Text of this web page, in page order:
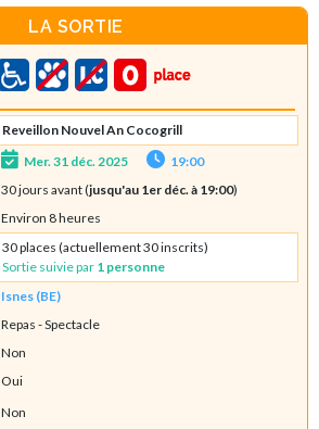
LA SORTIE
Reveillon Nouvel An Cocogrill
Mer. 31 déc. 2025
19:00
30 jours avant (jusqu'au 1er déc. à 19:00)
Environ 8 heures
30 places (actuellement 30 inscrits)
Sortie suivie par 1 personne
Isnes (BE)
Repas - Spectacle
Non
Oui
Non